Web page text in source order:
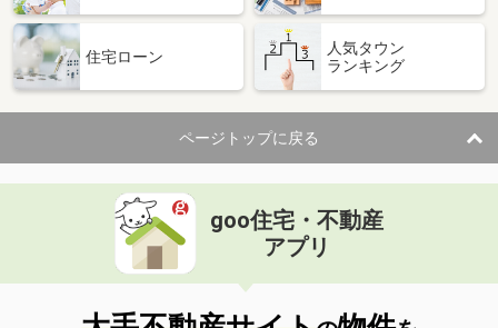
住宅ローン
人気タウン
ランキング
ページトップに戻る
goo住宅・不動産
アプリ